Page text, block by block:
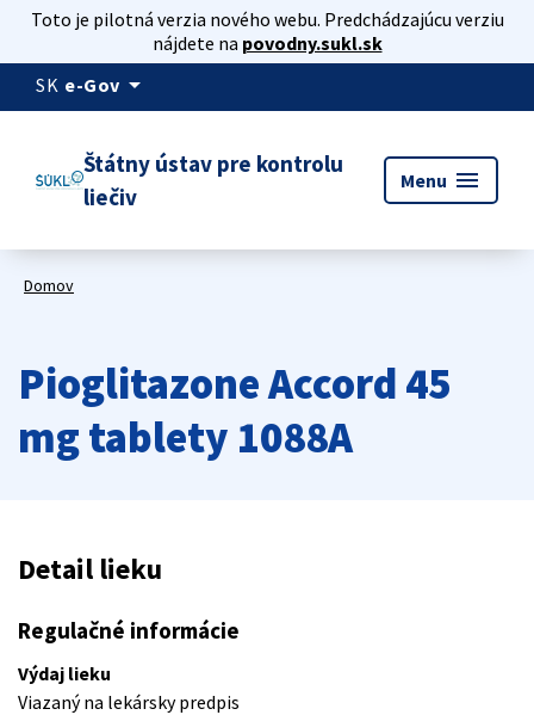
Toto je pilotná verzia nového webu. Predchádzajúcu verziu
nájdete na povodny.sukl.sk
SK e-Gov arrow_drop_down
Štátny ústav pre kontrolu
liečiv
Menu menu
Domov
Pioglitazone Accord 45
mg tablety 1088A
Detail lieku
Regulačné informácie
Výdaj lieku
Viazaný na lekársky predpis